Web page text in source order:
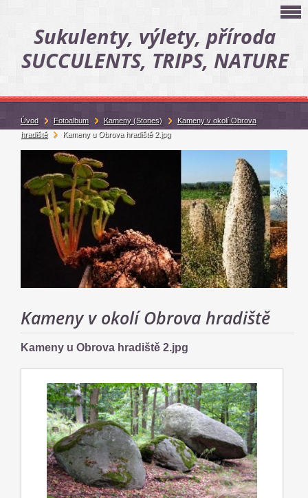
Sukulenty, výlety, příroda
SUCCULENTS, TRIPS, NATURE
Kameny v okolí Obrova hradiště
Kameny u Obrova hradiště 2.jpg
Úvod Fotoalbum Kameny (Stones)
Kameny v okolí Obrova
hradiště
Kameny u Obrova hradiště 2.jpg